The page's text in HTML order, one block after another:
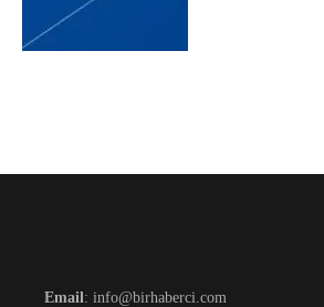
Email : info@birhaberci.com